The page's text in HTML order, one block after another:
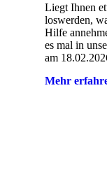
Liegt Ihnen
loswerden,
Hilfe
es mal in
am
Mehr